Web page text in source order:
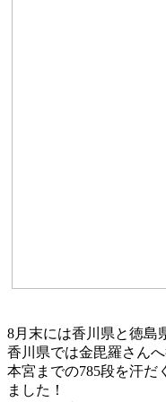
8月末には香川県と徳島
香川県では金毘羅さんへ
本宮までの785段を汗だ
ました！